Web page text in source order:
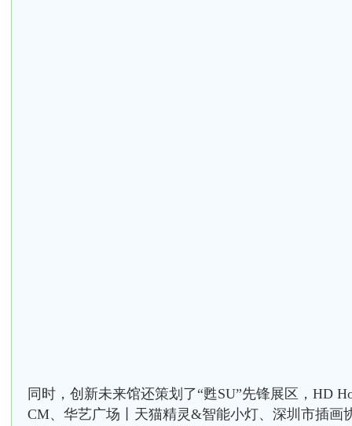
同时，创新未来馆还策划了“甦SU”先锋展区，HD
CM、华艺广场丨天猫精灵&智能小灯、深圳市插画